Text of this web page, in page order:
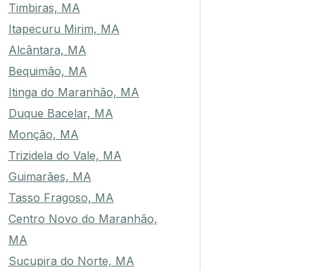
Timbiras, MA
Itapecuru Mirim, MA
Alcântara, MA
Bequimão, MA
Itinga do Maranhão, MA
Duque Bacelar, MA
Monção, MA
Trizidela do Vale, MA
Guimarães, MA
Tasso Fragoso, MA
Centro Novo do Maranhão,
MA
Sucupira do Norte, MA